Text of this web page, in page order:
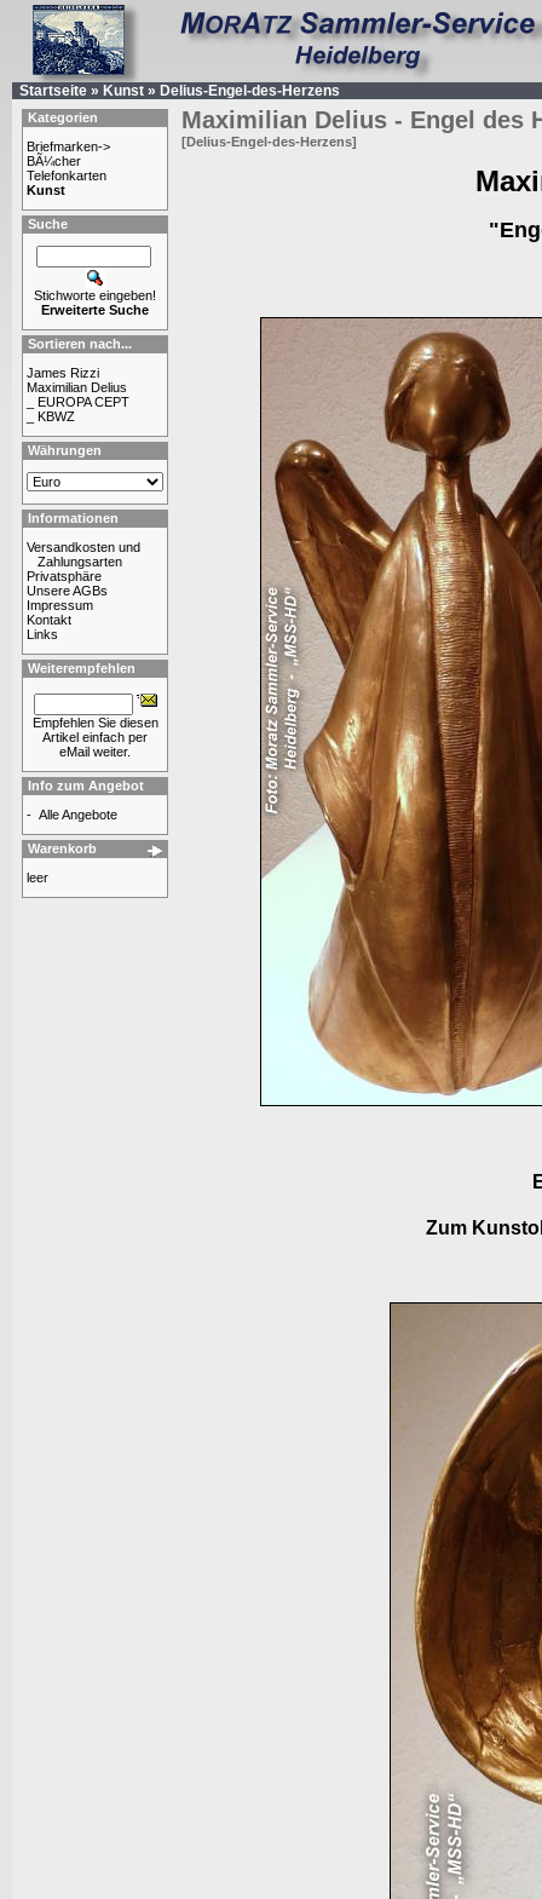
Startseite » Kunst » Delius-Engel-des-Herzens
Kategorien
Briefmarken->
BÃ¼cher
Telefonkarten
Kunst
Suche
Stichworte eingeben!
Erweiterte Suche
Sortieren nach...
James Rizzi
Maximilian Delius
_ EUROPA CEPT
_ KBWZ
Währungen
Informationen
Versandkosten und
Zahlungsarten
Privatsphäre
Unsere AGBs
Impressum
Kontakt
Links
Weiterempfehlen
Empfehlen Sie diesen
Artikel einfach per
eMail weiter.
Info zum Angebot
- Alle Angebote
Warenkorb
leer
Maximilian Delius - Engel des
[Delius-Engel-des-Herzens]
Zum